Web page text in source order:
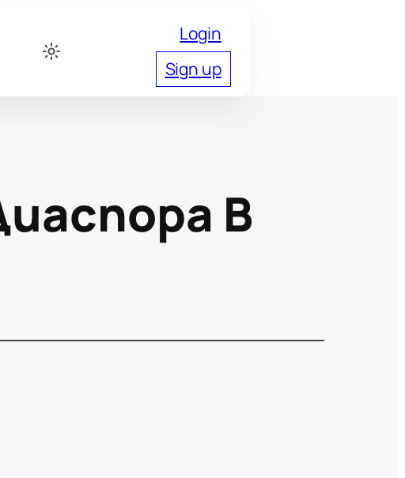
Login
Sign up
В